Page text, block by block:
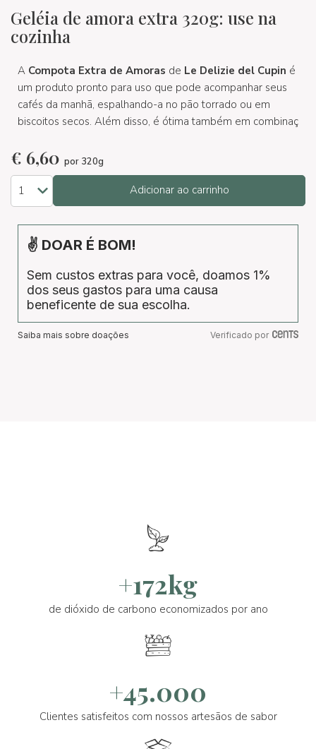
Geléia de amora extra 320g: use na
cozinha
A Compota Extra de Amoras de Le Delizie del Cupin é
um produto pronto para uso que pode acompanhar seus
cafés da manhã, espalhando-a no pão torrado ou em
biscoitos secos. Além disso, é ótima também em combinaç
€ 6,60 por 320g
Adicionar ao carrinho
✌ DOAR É BOM!
Sem custos extras para você, doamos 1%
dos seus gastos para uma causa
beneficente de sua escolha.
Saiba mais sobre doações Verificado por
+172kg
de dióxido de carbono economizados por ano
+45.000
Clientes satisfeitos com nossos artesãos de sabor